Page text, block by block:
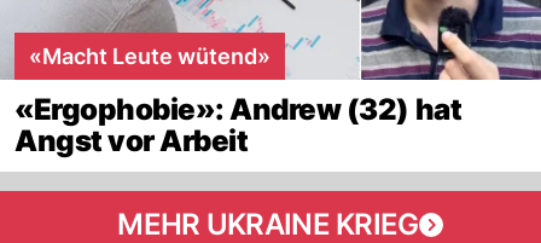
«Macht Leute wütend»
«Ergophobie»: Andrew (32) hat
Angst vor Arbeit
MEHR UKRAINE KRIEG